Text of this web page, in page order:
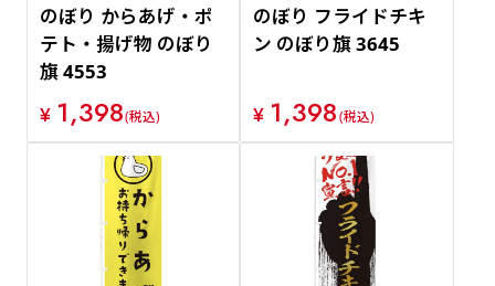
のぼり からあげ・ポ
テト・揚げ物 のぼり
旗 4553
¥ 1,398(税込)
のぼり フライドチキ
ン のぼり旗 3645
¥ 1,398(税込)